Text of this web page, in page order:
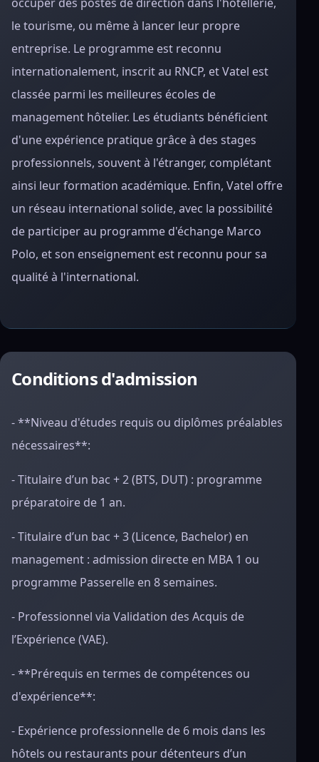
le tourisme, ou même à lancer leur propre
entreprise. Le programme est reconnu
internationalement, inscrit au RNCP, et Vatel est
classée parmi les meilleures écoles de
management hôtelier. Les étudiants bénéficient
d'une expérience pratique grâce à des stages
professionnels, souvent à l'étranger, complétant
ainsi leur formation académique. Enfin, Vatel offre
un réseau international solide, avec la possibilité
de participer au programme d'échange Marco
Polo, et son enseignement est reconnu pour sa
qualité à l'international.
Conditions d'admission
- **Niveau d'études requis ou diplômes préalables
nécessaires**:
- Titulaire d’un bac + 2 (BTS, DUT) : programme
préparatoire de 1 an.
- Titulaire d’un bac + 3 (Licence, Bachelor) en
management : admission directe en MBA 1 ou
programme Passerelle en 8 semaines.
- Professionnel via Validation des Acquis de
l’Expérience (VAE).
- **Prérequis en termes de compétences ou
d'expérience**:
- Expérience professionnelle de 6 mois dans les
hôtels ou restaurants pour détenteurs d’un